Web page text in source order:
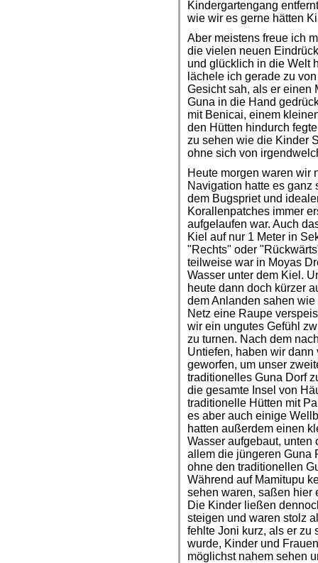
Kindergartengang
wie wir es gerne hätten
Aber meistens freue ich
die vielen neuen
und glücklich in die Welt
lächele ich gerade zu
Gesicht sah, als er einen
Guna in die Hand
mit Benicai, einem
den Hütten hindurch
zu sehen wie die Kinder
ohne sich von
Heute morgen waren wir
Navigation hatte es ganz
dem Bugspriet und
Korallenpatches immer
aufgelaufen war. Auch
Kiel auf nur 1 Meter in
"Rechts" oder
teilweise war in Moyas
Wasser unter dem Kiel.
heute dann doch kürzer
dem Anlanden sahen
Netz eine Raupe
wir ein ungutes Gefühl
zu turnen. Nach dem
Untiefen, haben wir
geworfen, um unser
traditionelles Guna Dorf
die gesamte Insel von
traditionelle Hütten mit
es aber auch einige
hatten außerdem einen
Wasser aufgebaut, unten
allem die jüngeren Guna
ohne den traditionellen
Während auf Mamitupu
sehen waren, saßen hier
Die Kinder ließen
steigen und waren stolz
fehlte Joni kurz, als er zu
wurde, Kinder und
möglichst nahem sehen